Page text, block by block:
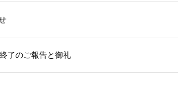
了のご報告と御礼